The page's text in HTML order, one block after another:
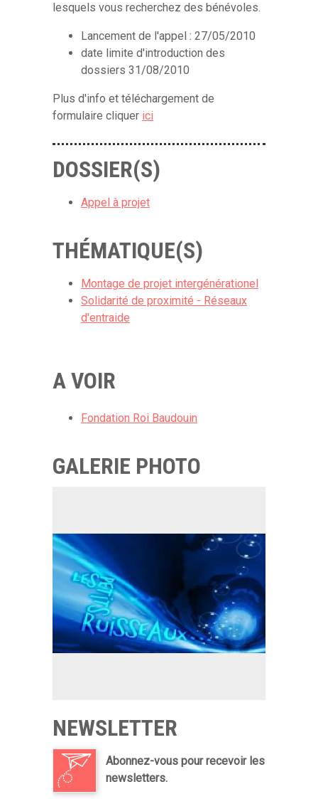
lesquels vous recherchez des bénévoles.
Lancement de l'appel : 27/05/2010
date limite d'introduction des
dossiers 31/08/2010
Plus d'info et téléchargement de
formulaire cliquer ici
DOSSIER(S)
Appel à projet
THÉMATIQUE(S)
Montage de projet intergénérationel
Solidarité de proximité - Réseaux
d'entraide
A VOIR
Fondation Roi Baudouin
GALERIE PHOTO
NEWSLETTER
Abonnez-vous pour recevoir les
newsletters.